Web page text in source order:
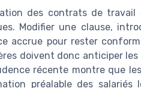
des contrats de
Modifier une clause,
accrue pour rester
doivent donc anticiper
récente montre que
préalable des